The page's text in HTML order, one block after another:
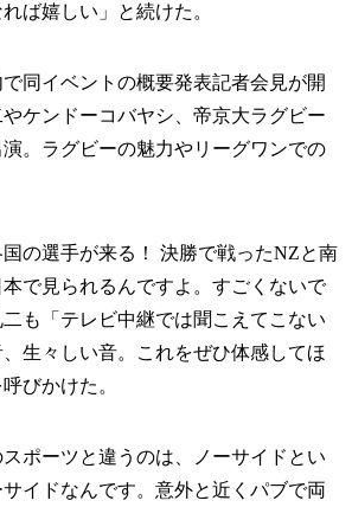
ば嬉しい」と続けた。
同イベントの概要発表記者会見が開
ケンドーコバヤシ、帝京大ラグビー
。ラグビーの魅力やリーグワンでの
の選手が来る！ 決勝で戦ったNZと南
で見られるんですよ。すごくないで
も「テレビ中継では聞こえてこない
生々しい音。これをぜひ体感してほ
びかけた。
ポーツと違うのは、ノーサイドとい
イドなんです。意外と近くパブで両